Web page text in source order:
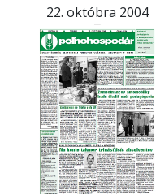
22. októbra 2004